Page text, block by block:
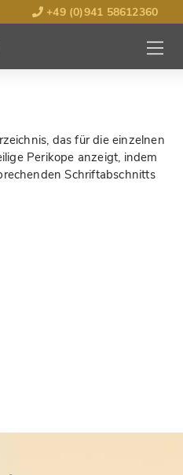
+49 (0)941 58612360
MENÜ
das für die einzelnen
Perikope anzeigt, indem
Schriftabschnitts